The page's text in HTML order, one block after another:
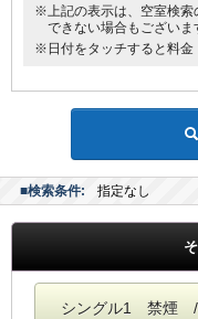
※上記の表示は、空室検索
できない場合もございま
※日付をタッチすると料金
■検索条件: 指定なし
シングル1 禁煙 /